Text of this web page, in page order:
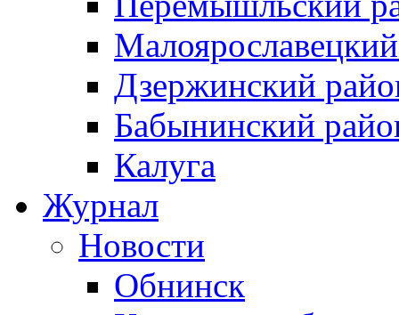
Дзержинский
Бабынинский
Калуга
Журнал
Новости
Обнинск